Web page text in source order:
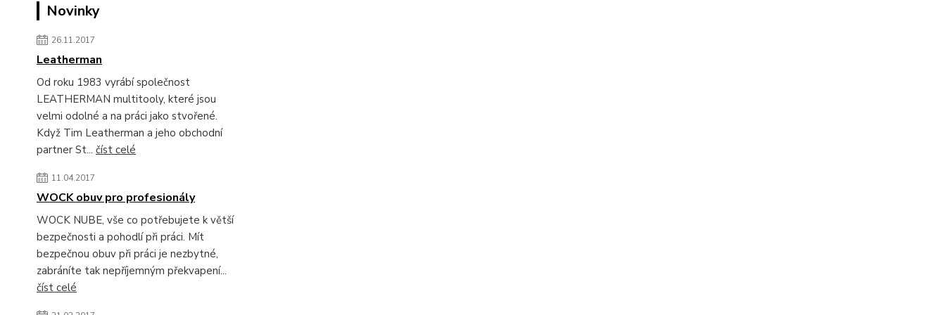
Novinky
26.11.2017
Leatherman
Od roku 1983 vyrábí společnost
LEATHERMAN multitooly, které jsou
velmi odolné a na práci jako stvořené.
Když Tim Leatherman a jeho obchodní
partner St... číst celé
11.04.2017
WOCK obuv pro profesionály
WOCK NUBE, vše co potřebujete k větší
bezpečnosti a pohodlí při práci. Mít
bezpečnou obuv při práci je nezbytné,
zabráníte tak nepříjemným překvapení...
číst celé